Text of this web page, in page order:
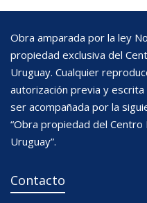
Obra amparada por la ley
propiedad exclusiva del
Uruguay. Cualquier
autorización previa y
ser acompañada por la
“Obra propiedad del
Uruguay”.
Contacto